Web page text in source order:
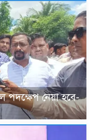
পদক্ষেপ নেয়া হবে-